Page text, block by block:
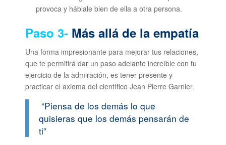
provoca y háblale bien de ella a otra persona.
Paso 3-Más allá de la empatía
Una forma impresionante para mejorar tus relaciones,
que te permitirá dar un paso adelante increíble con tu
ejercicio de la admiración, es tener presente y
practicar el axioma del científico Jean Pierre Garnier.
“Piensa de los demás lo que
quisieras que los demás pensarán de
ti”